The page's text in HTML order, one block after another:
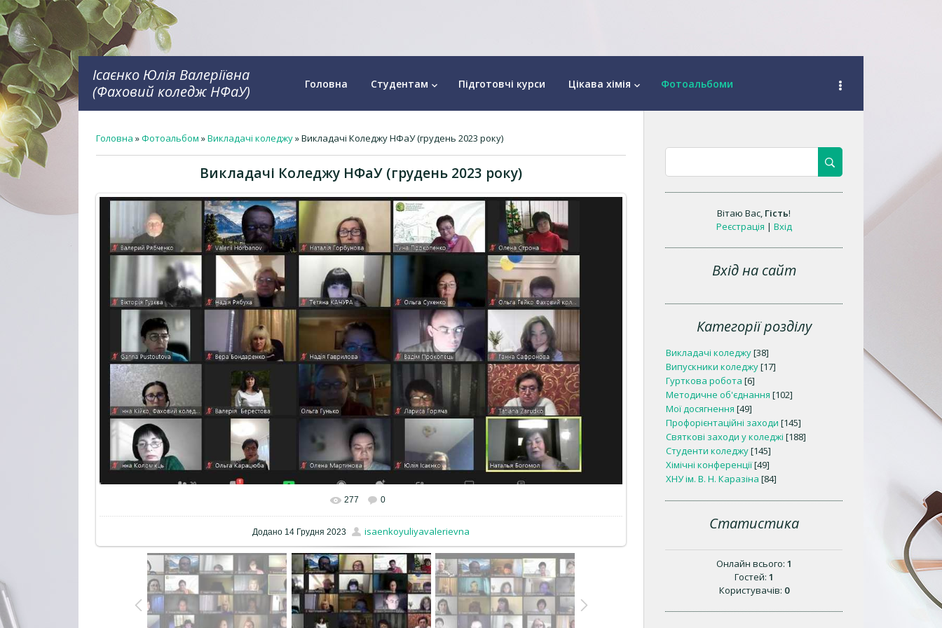
Ісаєнко Юлія Валеріївна
(Фаховий коледж НФаУ)
Головна Студентам keyboard_arrow_down Підготовчі курси Цікава хімія keyboard_arrow_down Фотоальбоми
Головна »Фотоальбом »Викладачі коледжу» Викладачі Коледжу НФаУ (грудень 2023 року)
Викладачі Коледжу НФаУ (грудень 2023 року)
277 0
Додано 14 Грудня 2023 isaenkoyuliyavalerievna
Вітаю Вас, Гість!
Реєстрація | Вхід
Вхід на сайт
Категорії розділу
Викладачі коледжу[38]
Випускники коледжу[17]
Гурткова робота [6]
Методичне об'єднання [102]
Мої досягнення [49]
Профорієнтаційні заходи [145]
Святкові заходи у коледжі [188]
Студенти коледжу[145]
Хімічні конференції[49]
ХНУ ім. В. Н. Каразіна [84]
Статистика
Онлайн всього: 1
Гостей: 1
Користувачів: 0